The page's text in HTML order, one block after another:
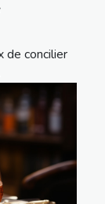
de concilier